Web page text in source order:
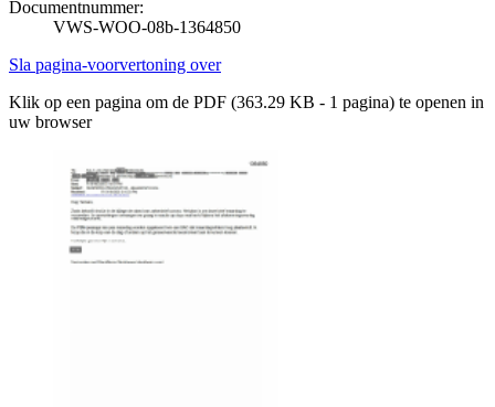
Documentnummer:
VWS-WOO-08b-1364850
Sla pagina-voorvertoning over
Klik op een pagina om de PDF (363.29 KB - 1 pagina) te openen in
uw browser